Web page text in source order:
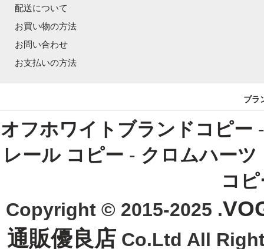
配送について
お買い物の方法
お問い合わせ
お支払いの方法
ブラ
オフホワイトブランドコピー
レール コピー - クロムハーツ
コ
Copyright © 2015-2025 .
通販優良店 Co.Ltd All